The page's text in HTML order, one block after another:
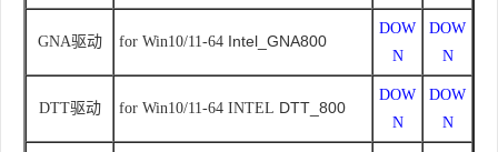
GNA驱动 for Win10/11-64 Intel_GNA800
DOW
N
DOW
N
DTT驱动 for Win10/11-64 INTEL DTT_800
DOW
N
DOW
N